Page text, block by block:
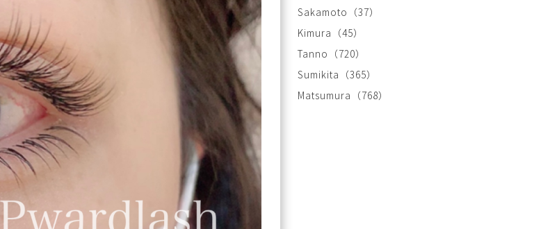
Sakamoto （37）
Kimura （45）
Tanno （720）
Sumikita （365）
Matsumura （768）